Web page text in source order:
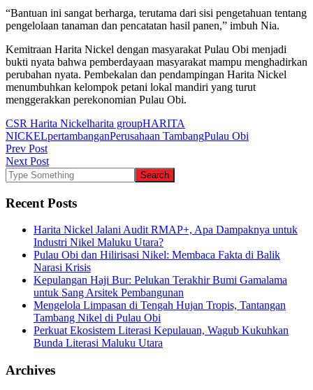
“Bantuan ini sangat berharga, terutama dari sisi pengetahuan tentang
pengelolaan tanaman dan pencatatan hasil panen,” imbuh Nia.
Kemitraan Harita Nickel dengan masyarakat Pulau Obi menjadi
bukti nyata bahwa pemberdayaan masyarakat mampu menghadirkan
perubahan nyata. Pembekalan dan pendampingan Harita Nickel
menumbuhkan kelompok petani lokal mandiri yang turut
menggerakkan perekonomian Pulau Obi.
CSR Harita Nickelharita groupHARITA
NICKELpertambanganPerusahaan TambangPulau Obi
Post
navigation
Prev Post
Next Post
Recent Posts
Harita Nickel Jalani Audit RMAP+, Apa Dampaknya untuk
Industri Nikel Maluku Utara?
Pulau Obi dan Hilirisasi Nikel: Membaca Fakta di Balik
Narasi Krisis
Kepulangan Haji Bur: Pelukan Terakhir Bumi Gamalama
untuk Sang Arsitek Pembangunan
Mengelola Limpasan di Tengah Hujan Tropis, Tantangan
Tambang Nikel di Pulau Obi
Perkuat Ekosistem Literasi Kepulauan, Wagub Kukuhkan
Bunda Literasi Maluku Utara
Archives